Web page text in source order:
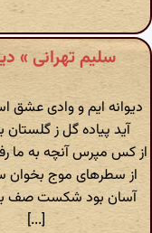
سلیم تهرانی »
دیوانه ایم و وادی
آید پیاده گل ز
از کس مپرس آنچه به ما
از سطرهای موج
آسان بود شکست صف
[...]